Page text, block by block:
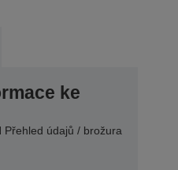
ke
Přehled údajů / brožura